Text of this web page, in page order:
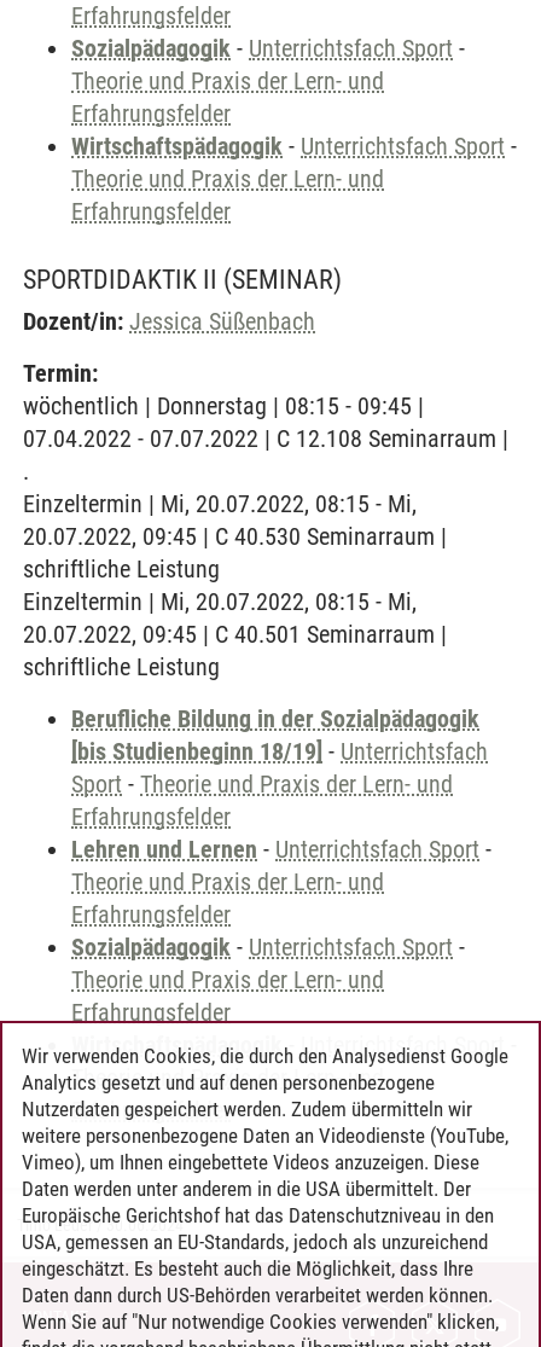
Erfahrungsfelder
Sozialpädagogik - Unterrichtsfach Sport -
Theorie und Praxis der Lern- und
Erfahrungsfelder
Wirtschaftspädagogik - Unterrichtsfach Sport -
Theorie und Praxis der Lern- und
Erfahrungsfelder
SPORTDIDAKTIK II (SEMINAR)
Dozent/in: Jessica Süßenbach
Termin:
wöchentlich | Donnerstag | 08:15 - 09:45 |
07.04.2022 - 07.07.2022 | C 12.108 Seminarraum |
.
Einzeltermin | Mi, 20.07.2022, 08:15 - Mi,
20.07.2022, 09:45 | C 40.530 Seminarraum |
schriftliche Leistung
Einzeltermin | Mi, 20.07.2022, 08:15 - Mi,
20.07.2022, 09:45 | C 40.501 Seminarraum |
schriftliche Leistung
Berufliche Bildung in der Sozialpädagogik
[bis Studienbeginn 18/19] - Unterrichtsfach
Sport - Theorie und Praxis der Lern- und
Erfahrungsfelder
Lehren und Lernen - Unterrichtsfach Sport -
Theorie und Praxis der Lern- und
Erfahrungsfelder
Sozialpädagogik - Unterrichtsfach Sport -
Theorie und Praxis der Lern- und
Erfahrungsfelder
Wirtschaftspädagogik- Unterrichtsfach Sport-
Theorie und Praxis der Lern- und
Erfahrungsfelder
Timo Leder/30.06.2024
KONTAKT
Wir verwenden Cookies, die durch den Analysedienst Google
Analytics gesetzt und auf denen personenbezogene
Nutzerdaten gespeichert werden. Zudem übermitteln wir
weitere personenbezogene Daten an Videodienste (YouTube,
Vimeo), um Ihnen eingebettete Videos anzuzeigen. Diese
Daten werden unter anderem in die USA übermittelt. Der
Europäische Gerichtshof hat das Datenschutzniveau in den
USA, gemessen an EU-Standards, jedoch als unzureichend
eingeschätzt. Es besteht auch die Möglichkeit, dass Ihre
Daten dann durch US-Behörden verarbeitet werden können.
Wenn Sie auf "Nur notwendige Cookies verwenden" klicken,